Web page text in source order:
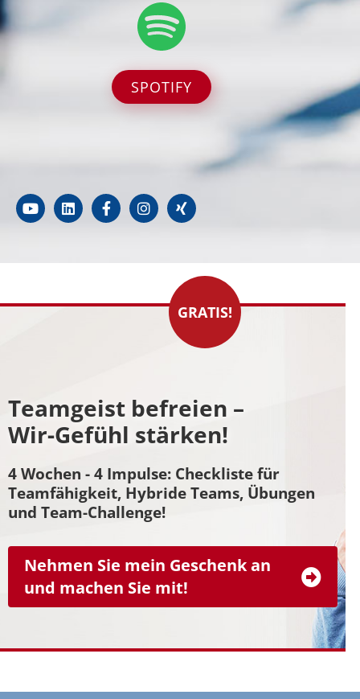
SPOTIFY
Teamgeist befreien –
Wir-Gefühl stärken!
4 Wochen - 4 Impulse: Checkliste für
Teamfähigkeit, Hybride Teams, Übungen
und Team-Challenge!
Nehmen Sie mein Geschenk an
und machen Sie mit!
GRATIS!